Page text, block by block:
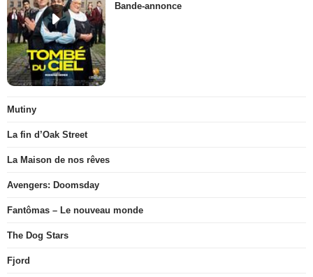
Bande-annonce
Mutiny
La fin d’Oak Street
La Maison de nos rêves
Avengers: Doomsday
Fantômas – Le nouveau monde
The Dog Stars
Fjord